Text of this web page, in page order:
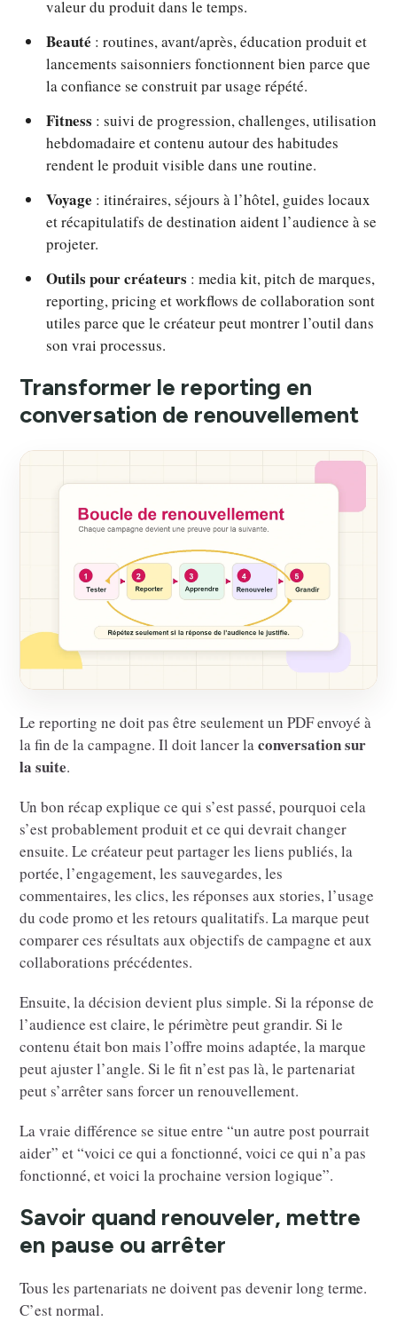
valeur du produit dans le temps.
Beauté : routines, avant/après, éducation produit et
lancements saisonniers fonctionnent bien parce que
la confiance se construit par usage répété.
Fitness : suivi de progression, challenges, utilisation
hebdomadaire et contenu autour des habitudes
rendent le produit visible dans une routine.
Voyage : itinéraires, séjours à l’hôtel, guides locaux
et récapitulatifs de destination aident l’audience à se
projeter.
Outils pour créateurs : media kit, pitch de marques,
reporting, pricing et workflows de collaboration sont
utiles parce que le créateur peut montrer l’outil dans
son vrai processus.
Transformer le reporting en
conversation de renouvellement
Le reporting ne doit pas être seulement un PDF envoyé à
la fin de la campagne. Il doit lancer laconversation sur
la suite.
Un bon récap explique ce qui s’est passé, pourquoi cela
s’est probablement produit et ce qui devrait changer
ensuite. Le créateur peut partager les liens publiés, la
portée, l’engagement, les sauvegardes, les
commentaires, les clics, les réponses aux stories, l’usage
du code promo et les retours qualitatifs. La marque peut
comparer ces résultats aux objectifs de campagne et aux
collaborations précédentes.
Ensuite, la décision devient plus simple. Si la réponse de
l’audience est claire, le périmètre peut grandir. Si le
contenu était bon mais l’offre moins adaptée, la marque
peut ajuster l’angle. Si le fit n’est pas là, le partenariat
peut s’arrêter sans forcer un renouvellement.
La vraie différence se situe entre “un autre post pourrait
aider” et “voici ce qui a fonctionné, voici ce qui n’a pas
fonctionné, et voici la prochaine version logique”.
Savoir quand renouveler, mettre
en pause ou arrêter
Tous les partenariats ne doivent pas devenir long terme.
C’est normal.